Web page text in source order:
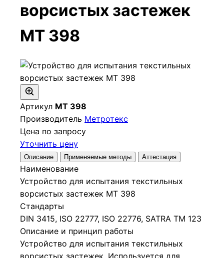
ворсистых застежек
МТ 398
Артикул МТ 398
Производитель Метротекс
Цена по запросу
Уточнить цену
Описание Применяемые методы Аттестация
Наименование
Устройство для испытания текстильных
ворсистых застежек МТ 398
Стандарты
DIN 3415, ISO 22777, ISO 22776, SATRA TM 123
Описание и принцип работы
Устройство для испытания текстильных
ворсистых застежек. Используется для